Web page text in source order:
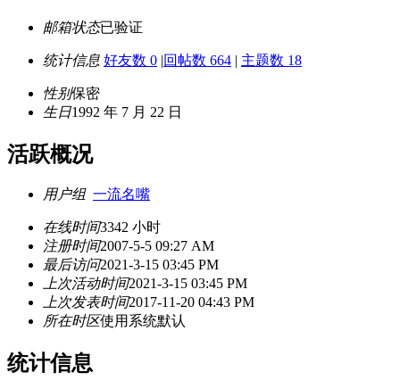
邮箱状态已验证
统计信息 好友数 0 |回帖数 664 | 主题数 18
性别保密
生日1992 年 7 月 22 日
活跃概况
用户组 一流名嘴
在线时间3342 小时
注册时间2007-5-5 09:27 AM
最后访问2021-3-15 03:45 PM
上次活动时间2021-3-15 03:45 PM
上次发表时间2017-11-20 04:43 PM
所在时区使用系统默认
统计信息